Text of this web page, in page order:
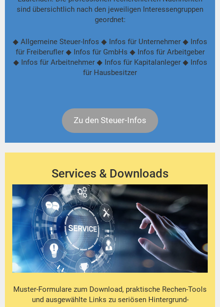
sind übersichtlich nach den jeweiligen Interessengruppen
geordnet:
◆ Allgemeine Steuer-Infos ◆ Infos für Unternehmer ◆ Infos
für Freiberufler ◆ Infos für GmbHs ◆ Infos für Arbeitgeber
◆ Infos für Arbeitnehmer ◆ Infos für Kapitalanleger ◆ Infos
für Hausbesitzer
Zu den Steuer-Infos
Services & Downloads
Muster-Formulare zum Download, praktische Rechen-Tools
und ausgewählte Links zu seriösen Hintergrund-